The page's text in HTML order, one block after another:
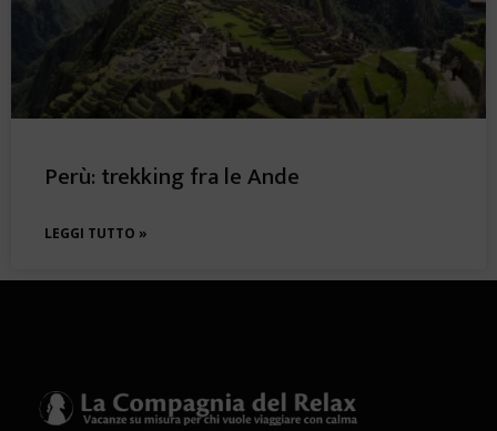
Perù: trekking fra le Ande
LEGGI TUTTO »